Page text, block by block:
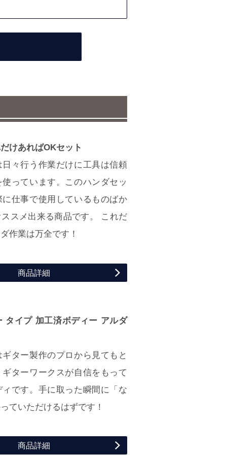
けあればOKセット
々行う作業だけに工具は信頼
っています。このハンダセッ
仕事で使用しているものばか
スメ出来る商品です。 これだ
作業は万全です！
商品詳細
タイプ 加工済ボディー アルダ
ター製作のプロから見てもと
ターワークスが自信をもって
です。手に取った瞬間に「な
ていただけるはずです！
商品詳細